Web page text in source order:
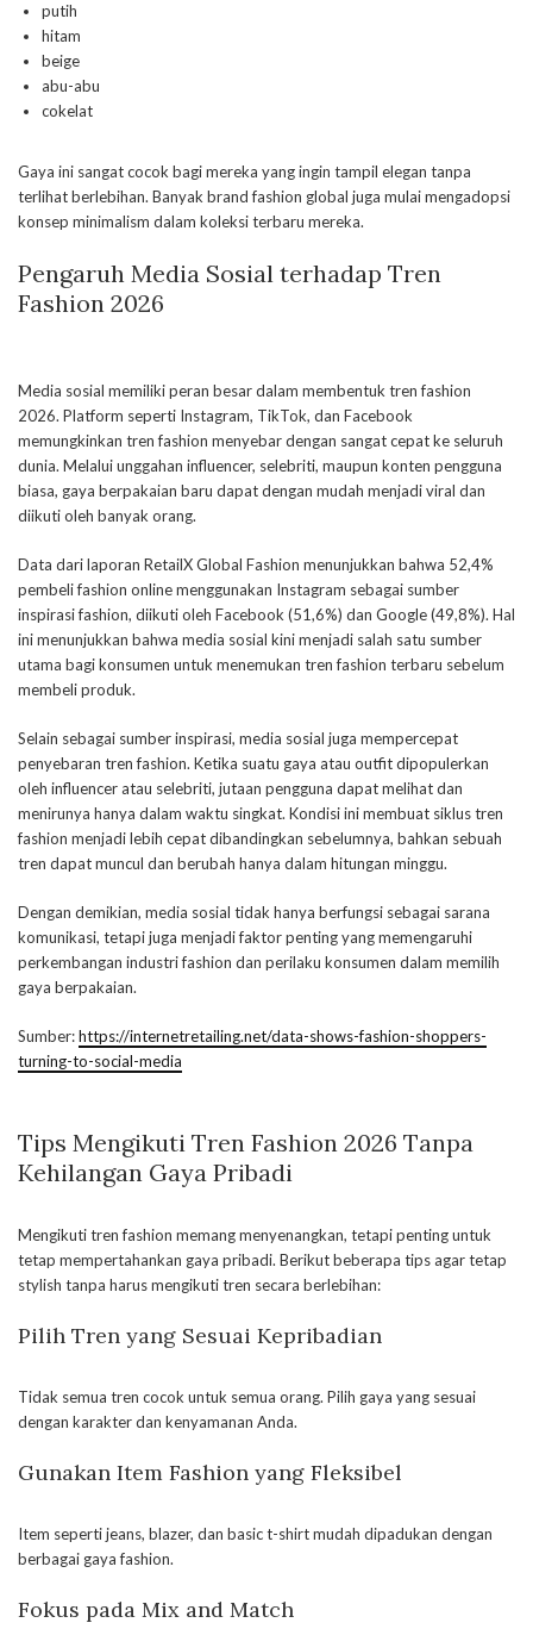
putih
hitam
beige
abu-abu
cokelat
Gaya ini sangat cocok bagi mereka yang ingin tampil elegan tanpa
terlihat berlebihan. Banyak brand fashion global juga mulai mengadopsi
konsep minimalism dalam koleksi terbaru mereka.
Pengaruh Media Sosial terhadap Tren
Fashion 2026
Media sosial memiliki peran besar dalam membentuk tren fashion
2026. Platform seperti Instagram, TikTok, dan Facebook
memungkinkan tren fashion menyebar dengan sangat cepat ke seluruh
dunia. Melalui unggahan influencer, selebriti, maupun konten pengguna
biasa, gaya berpakaian baru dapat dengan mudah menjadi viral dan
diikuti oleh banyak orang.
Data dari laporan RetailX Global Fashion menunjukkan bahwa 52,4%
pembeli fashion online menggunakan Instagram sebagai sumber
inspirasi fashion, diikuti oleh Facebook (51,6%) dan Google (49,8%). Hal
ini menunjukkan bahwa media sosial kini menjadi salah satu sumber
utama bagi konsumen untuk menemukan tren fashion terbaru sebelum
membeli produk.
Selain sebagai sumber inspirasi, media sosial juga mempercepat
penyebaran tren fashion. Ketika suatu gaya atau outfit dipopulerkan
oleh influencer atau selebriti, jutaan pengguna dapat melihat dan
menirunya hanya dalam waktu singkat. Kondisi ini membuat siklus tren
fashion menjadi lebih cepat dibandingkan sebelumnya, bahkan sebuah
tren dapat muncul dan berubah hanya dalam hitungan minggu.
Dengan demikian, media sosial tidak hanya berfungsi sebagai sarana
komunikasi, tetapi juga menjadi faktor penting yang memengaruhi
perkembangan industri fashion dan perilaku konsumen dalam memilih
gaya berpakaian.
Sumber:https://internetretailing.net/data-shows-fashion-shoppers-
turning-to-social-media
Tips Mengikuti Tren Fashion 2026 Tanpa
Kehilangan Gaya Pribadi
Mengikuti tren fashion memang menyenangkan, tetapi penting untuk
tetap mempertahankan gaya pribadi. Berikut beberapa tips agar tetap
stylish tanpa harus mengikuti tren secara berlebihan:
Pilih Tren yang Sesuai Kepribadian
Tidak semua tren cocok untuk semua orang. Pilih gaya yang sesuai
dengan karakter dan kenyamanan Anda.
Gunakan Item Fashion yang Fleksibel
Item seperti jeans, blazer, dan basic t-shirt mudah dipadukan dengan
berbagai gaya fashion.
Fokus pada Mix and Match